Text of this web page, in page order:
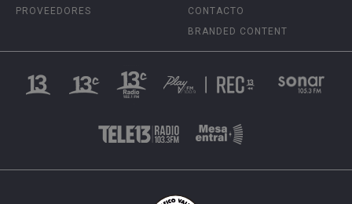
PROVEEDORES
CONTACTO
BRANDED CONTENT